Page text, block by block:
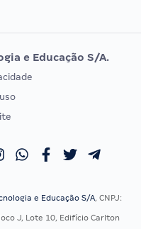
DE ORDEM
OAB
e Educação S/A.
e Educação S/A, CNPJ:
J, Lote 10, Edifício Carlton